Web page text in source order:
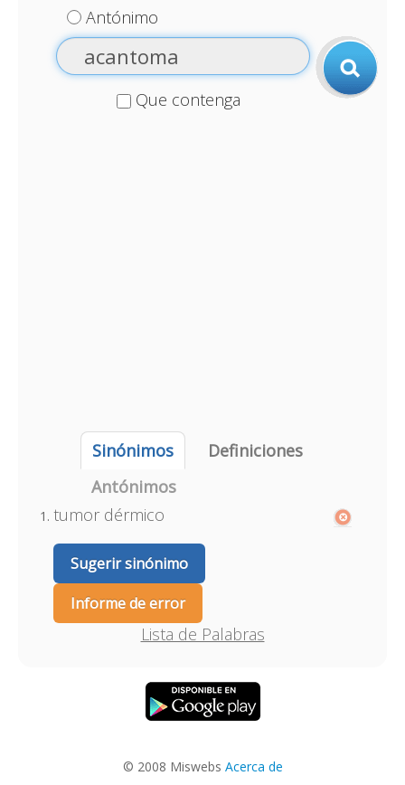
Antónimo
Que contenga
Sinónimos
Definiciones
Antónimos
tumor dérmico
Sugerir sinónimo
Informe de error
Lista de Palabras
© 2008 Miswebs Acerca de